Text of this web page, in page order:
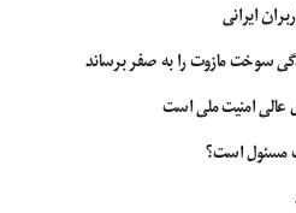
ایرانی
سوخت مازوت را به صفر برساند
عالی امنیت ملی است
مسئول است؟